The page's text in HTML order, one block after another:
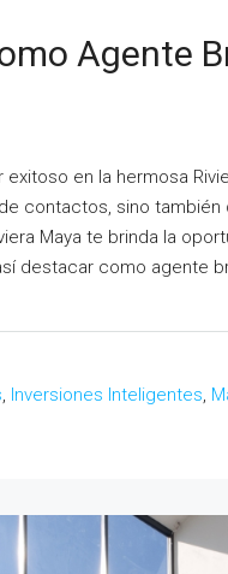
Agente
exitoso en la hermosa
contactos, sino
Maya te brinda la
destacar como agente
, Inversiones Inteligentes,